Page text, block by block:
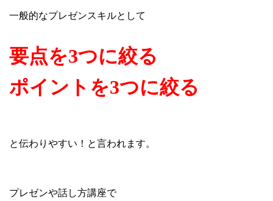
一般的なプレゼンスキルとして
要点を3つに絞る
ポイントを3つに絞る
と伝わりやすい！と言われます。
プレゼンや話し方講座で